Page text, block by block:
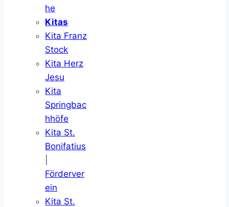
he
Kitas
Kita Franz
Stock
Kita Herz
Jesu
Kita
Springbac
hhöfe
Kita St.
Bonifatius
Förderver
ein
Kita St.